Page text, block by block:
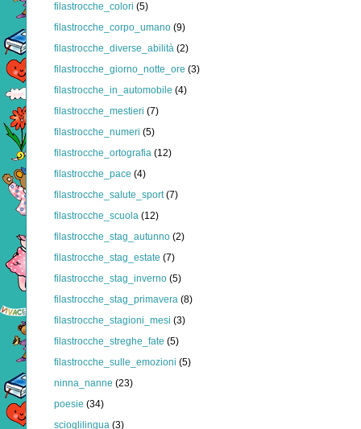
filastrocche_colori (5)
filastrocche_corpo_umano (9)
filastrocche_diverse_abilità (2)
filastrocche_giorno_notte_ore (3)
filastrocche_in_automobile (4)
filastrocche_mestieri (7)
filastrocche_numeri (5)
filastrocche_ortografia (12)
filastrocche_pace (4)
filastrocche_salute_sport (7)
filastrocche_scuola (12)
filastrocche_stag_autunno (2)
filastrocche_stag_estate (7)
filastrocche_stag_inverno (5)
filastrocche_stag_primavera (8)
filastrocche_stagioni_mesi (3)
filastrocche_streghe_fate (5)
filastrocche_sulle_emozioni (5)
ninna_nanne (23)
poesie (34)
scioglilingua (3)